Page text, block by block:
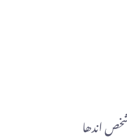
اندھا